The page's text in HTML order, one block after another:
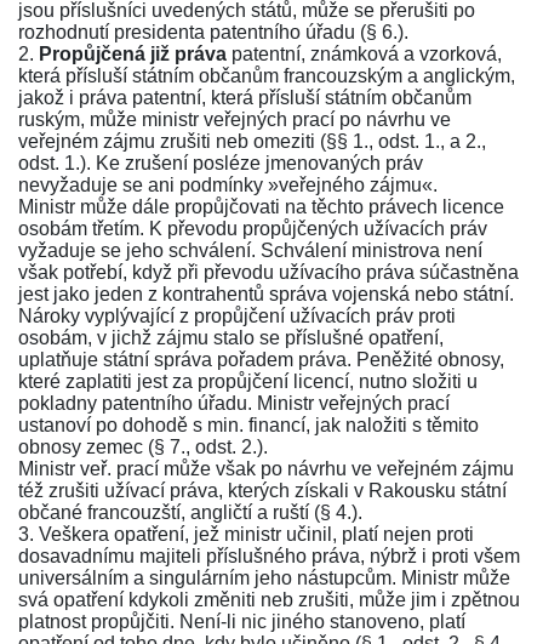
jsou příslušníci uvedených států, může se přerušiti po
rozhodnutí presidenta patentního úřadu (§ 6.).
2. Propůjčená již práva patentní, známková a vzorková,
která přísluší státním občanům francouzským a anglickým,
jakož i práva patentní, která přísluší státním občanům
ruským, může ministr veřejných prací po návrhu ve
veřejném zájmu zrušiti neb omeziti (§§ 1., odst. 1., a 2.,
odst. 1.). Ke zrušení posléze jmenovaných práv
nevyžaduje se ani podmínky »veřejného zájmu«.
Ministr může dále propůjčovati na těchto právech licence
osobám třetím. K převodu propůjčených užívacích práv
vyžaduje se jeho schválení. Schválení ministrova není
však potřebí, když při převodu užívacího práva súčastněna
jest jako jeden z kontrahentů správa vojenská nebo státní.
Nároky vyplývající z propůjčení užívacích práv proti
osobám, v jichž zájmu stalo se příslušné opatření,
uplatňuje státní správa pořadem práva. Peněžité obnosy,
které zaplatiti jest za propůjčení licencí, nutno složiti u
pokladny patentního úřadu. Ministr veřejných prací
ustanoví po dohodě s min. financí, jak naložiti s těmito
obnosy zemec (§ 7., odst. 2.).
Ministr veř. prací může však po návrhu ve veřejném zájmu
též zrušiti užívací práva, kterých získali v Rakousku státní
občané francouzští, angličtí a ruští (§ 4.).
3. Veškera opatření, jež ministr učinil, platí nejen proti
dosavadnímu majiteli příslušného práva, nýbrž i proti všem
universálním a singulárním jeho nástupcům. Ministr může
svá opatření kdykoli změniti neb zrušiti, může jim i zpětnou
platnost propůjčiti. Není-li nic jiného stanoveno, platí